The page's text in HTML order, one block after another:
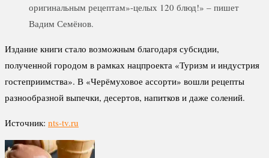
оригинальным рецептам»-целых 120 блюд!» – пишет
Вадим Семёнов.
Издание книги стало возможным благодаря субсидии,
полученной городом в рамках нацпроекта «Туризм и индустрия
гостеприимства». В «Черёмуховое ассорти» вошли рецепты
разнообразной выпечки, десертов, напитков и даже солений.
Источник: nts-tv.ru